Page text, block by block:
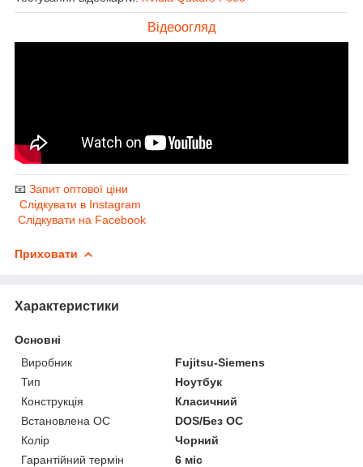
Відеоогляд
📧 Запит оптової ціни
Слідкувати в Instagram
Слідкувати на Facebook
Приховати
Характеристики
Основні
Виробник
Fujitsu-Siemens
Тип
Ноутбук
Конструкція
Класичний
Встановлена ОС
DOS/Без ОС
Колір
Чорний
Гарантійний термін
6 міс